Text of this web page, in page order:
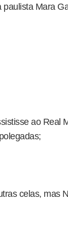
Mara
ao Real
celas, mas